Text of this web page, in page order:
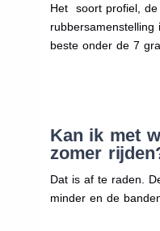
Het soort profiel,
beste onder de 7
Kan ik met
zomer
Dat is af te raden.
minder en de